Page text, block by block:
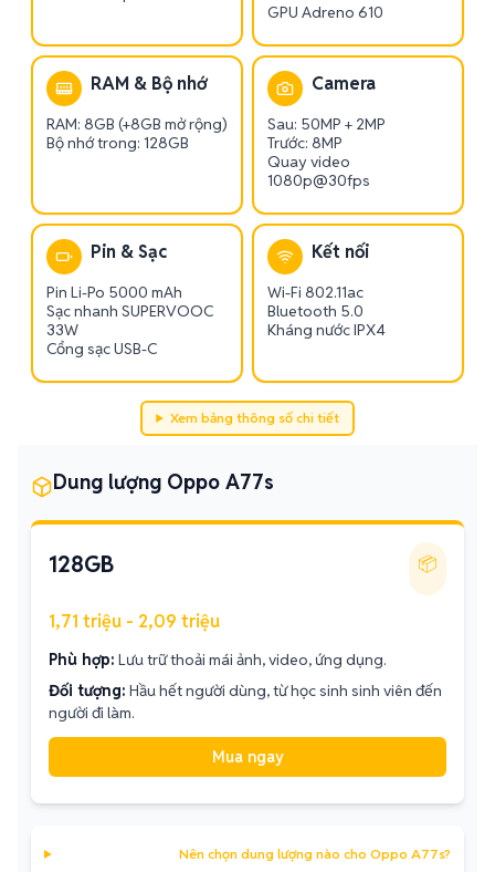
GPU Adreno 610
RAM & Bộ nhớ
RAM: 8GB (+8GB mở rộng)
Bộ nhớ trong: 128GB
Camera
Sau: 50MP + 2MP
Trước: 8MP
Quay video
1080p@30fps
Pin & Sạc
Pin Li-Po 5000 mAh
Sạc nhanh SUPERVOOC
33W
Cổng sạc USB-C
Kết nối
Wi-Fi 802.11ac
Bluetooth 5.0
Kháng nước IPX4
Xem bảng thông số chi tiết
Dung lượng Oppo A77s
128GB 📦
1,71 triệu - 2,09 triệu
Phù hợp: Lưu trữ thoải mái ảnh, video, ứng dụng.
Đối tượng: Hầu hết người dùng, từ học sinh sinh viên đến
người đi làm.
Mua ngay
Nên chọn dung lượng nào cho Oppo A77s?